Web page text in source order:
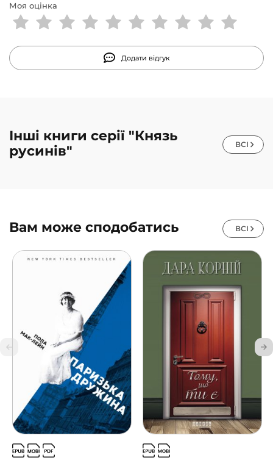
Моя оцінка
Додати відгук
Інші книги серії "Князь
русинів"
ВСІ
Вам може сподобатись ВСІ